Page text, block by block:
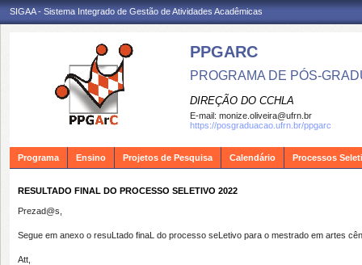
SIGAA - Sistema Integrado de Gestão de Atividades Acadêmicas
PPGARC
PROGRAMA DE PÓS-
DIREÇÃO DO CCHLA
E-mail: monize.oliveira@ufrn.br
https://posgraduacao.ufrn.br/ppgarc
Programa Ensino Projetos de Pesquisa Calendário Processos
RESULTADO FINAL DO PROCESSO SELETIVO 2022
Prezad@s,
Segue em anexo o resuLtado finaL do processo seLetivo para o mestrado em artes
Att,